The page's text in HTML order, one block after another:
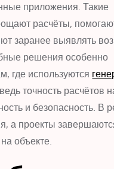
приложения. Такие
расчёты,
заранее выявлять
решения особенно
где используются
точность расчётов
и безопасность. В
а проекты
объекте.